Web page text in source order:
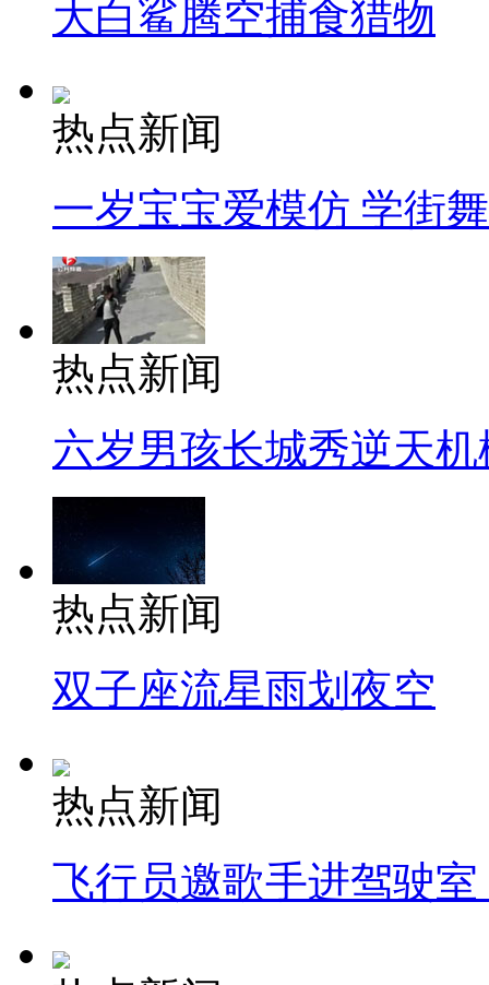
大白鲨腾空捕食猎物
热点新闻
一岁宝宝爱模仿 学街
热点新闻
六岁男孩长城秀逆天机
热点新闻
双子座流星雨划夜空
热点新闻
飞行员邀歌手进驾驶